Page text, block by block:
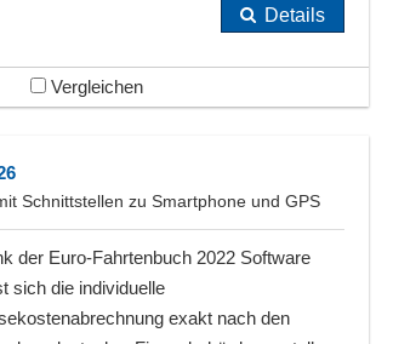
Details
Vergleichen
Schnittstellen zu Smartphone und GPS
der Euro-Fahrtenbuch 2022 Software
sich die individuelle
exakt nach den